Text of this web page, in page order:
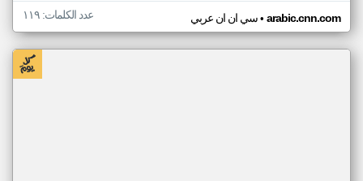
سي ان ان عربي• arabic.cnn.com عدد الكلمات: ١١٩